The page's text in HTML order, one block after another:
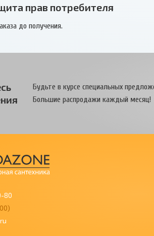
прав потребителя
до получения.
Будьте в курсе специальных
Большие распродажи каждый месяц!
80